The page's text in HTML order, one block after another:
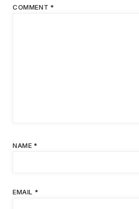
COMMENT *
NAME *
EMAIL *